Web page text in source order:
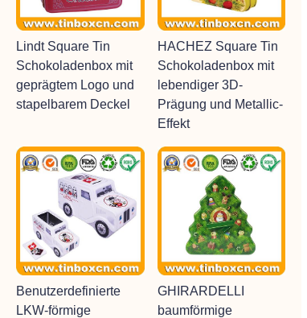
Lindt Square Tin
Schokoladenbox mit
geprägtem Logo und
stapelbarem Deckel
HACHEZ Square Tin
Schokoladenbox mit
lebendiger 3D-
Prägung und Metallic-
Effekt
Benutzerdefinierte
LKW-förmige
GHIRARDELLI
baumförmige